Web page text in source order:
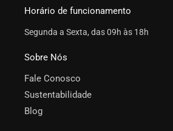
Horário de funcionamento
Segunda a Sexta, das 09h às 18h
Sobre Nós
Fale Conosco
Sustentabilidade
Blog